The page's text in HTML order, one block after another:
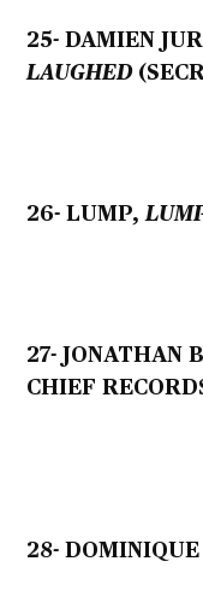
25- DAMIEN
LAUGHED
26- LUMP,
27- JONATHAN
CHIEF
28-